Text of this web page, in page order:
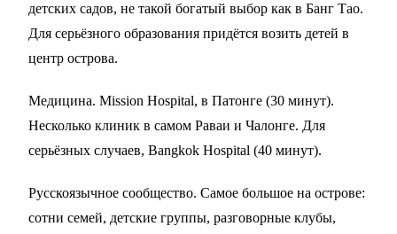
детских садов, не такой богатый выбор как в Банг Тао.
Для серьёзного образования придётся возить детей в
центр острова.
Медицина. Mission Hospital, в Патонге (30 минут).
Несколько клиник в самом Раваи и Чалонге. Для
серьёзных случаев, Bangkok Hospital (40 минут).
Русскоязычное сообщество. Самое большое на острове:
сотни семей, детские группы, разговорные клубы,